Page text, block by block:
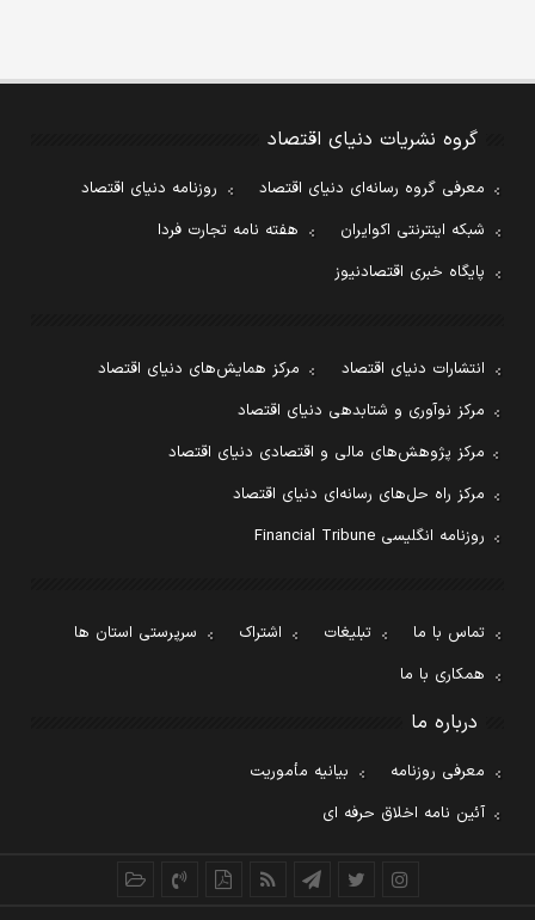
گروه نشریات دنیای اقتصاد
معرفی گروه رسانه‌ای دنیای اقتصاد
روزنامه دنیای اقتصاد
شبکه اینترنتی اکوایران
هفته نامه تجارت فردا
پایگاه خبری اقتصادنیوز
انتشارات دنیای اقتصاد
مرکز همایش‌های دنیای اقتصاد
مرکز نوآوری و شتابدهی دنیای اقتصاد
مرکز پژوهش‌های مالی و اقتصادی دنیای اقتصاد
مرکز راه حل‌های رسانه‌ای دنیای اقتصاد
روزنامه انگلیسی Financial Tribune
تماس با ما تبلیغات اشتراک
سرپرستی استان ها
همکاری با ما
درباره ما
معرفی روزنامه
بیانیه مأموریت
آئین نامه اخلاق حرفه ای